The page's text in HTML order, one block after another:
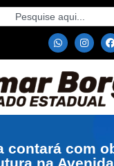
contará com
na